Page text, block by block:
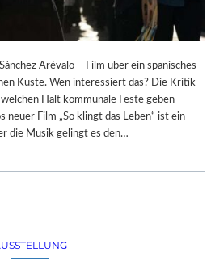
Arévalo – Film über ein spanisches
Küste. Wen interessiert das? Die Kritik
Halt kommunale Feste geben
neuer Film „So klingt das Leben“ ist ein
die Musik gelingt es den…